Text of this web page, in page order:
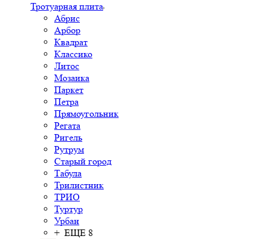
Тротуарная плита
Абрис
Арбор
Квадрат
Классико
Литос
Мозаика
Паркет
Петра
Прямоугольник
Регата
Ригель
Рутрум
Старый город
Табула
Трилистник
ТРИО
Туртур
Урбан
+ ЕЩЕ 8